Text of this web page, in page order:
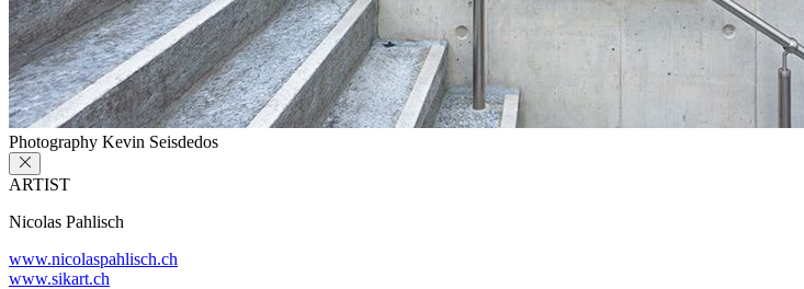
Photography Kevin Seisdedos
ARTIST
Nicolas Pahlisch
www.nicolaspahlisch.ch
www.sikart.ch